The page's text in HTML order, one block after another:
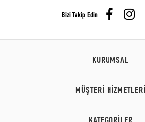
Bizi Takip Edin
KURUMSAL
MÜŞTERİ HİZMETLERİ